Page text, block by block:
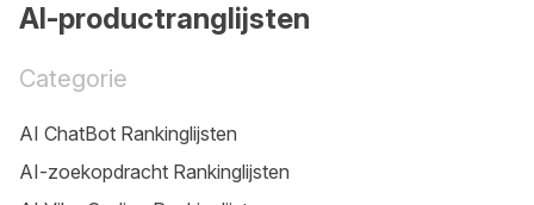
AI-productranglijsten
Categorie
AI ChatBot Rankinglijsten
AI-zoekopdracht Rankinglijsten